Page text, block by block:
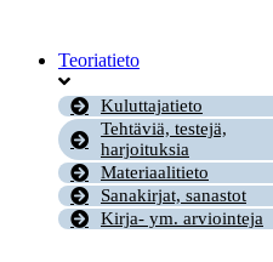
Teoriatieto
Kuluttajatieto
Tehtäviä, testejä,
harjoituksia
Materiaalitieto
Sanakirjat, sanastot
Kirja- ym. arviointeja